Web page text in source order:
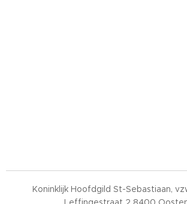
Koninklijk Hoofdgild St-Sebastiaan,